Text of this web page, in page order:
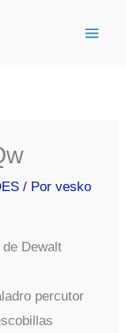
/ Porvesko
percutor